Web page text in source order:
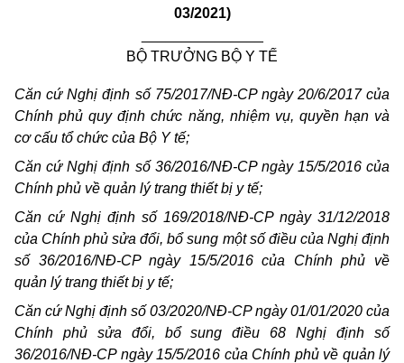
03/2021)
BỘ TRƯỞNG BỘ Y TẾ
Căn cứ Nghị định số 75/2017/NĐ-CP ngày 20/6/2017 của
Chính phủ quy định chức năng, nhiệm vụ, quyền hạn và
cơ cấu tổ chức của Bộ Y tế;
Căn cứ Nghị định số 36/2016/NĐ-CP ngày 15/5/2016 của
Chính phủ về quản lý trang thiết bị y tế;
Căn cứ Nghị định số 169/2018/NĐ-CP ngày 31/12/2018
của Chính phủ sửa đổi, bổ sung một số điều của Nghị định
số 36/2016/NĐ-CP ngày 15/5/2016 của Chính phủ về
quản lý trang thiết bị y tế;
Căn cứ Nghị định số 03/2020/NĐ-CP ngày 01/01/2020 của
Chính phủ sửa đổi, bổ sung điều 68 Nghị định số
36/2016/NĐ-CP ngày 15/5/2016 của Chính phủ về quản lý